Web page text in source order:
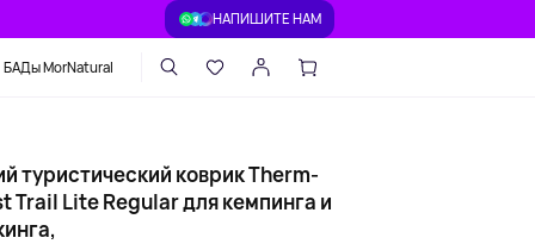
НАПИШИТЕ НАМ
БАДы MorNatural
туристический коврик Therm-
Trail Lite Regular для кемпинга и